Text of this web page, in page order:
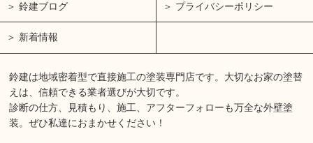
鈴建ブログ プライバシーポリシー
新着情報
鈴建は地域密着型で直接施工の塗装専門店です。大切なお家の塗替
えは、信頼できる業者選びが大切です。
診断の仕方、見積もり、施工、アフターフォローも万全な外壁塗
装。ぜひ私達におまかせください！